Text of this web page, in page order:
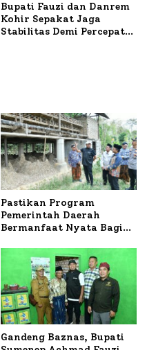
Bupati Fauzi dan Danrem
Kohir Sepakat Jaga
Stabilitas Demi Percepat
Pastikan Program
Pemerintah Daerah
Bermanfaat Nyata Bagi
Sumenep Tinjau Langsung
Budidaya Lele dan Ayam
Petelur di Desa Bataal
Timur
Gandeng Baznas, Bupati